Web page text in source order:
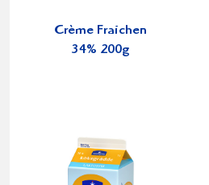
Crème Fraichen
34% 200g